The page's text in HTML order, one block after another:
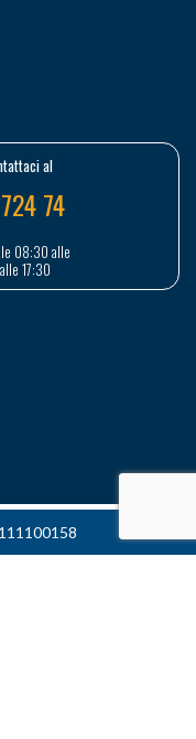
al
74
08:30 alle
17:30